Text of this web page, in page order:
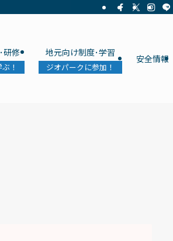
研修
！
地元向け制度･学習
ジオパークに参加！
安全情報